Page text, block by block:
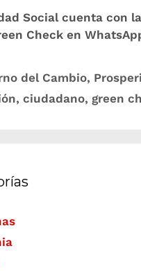
Social cuenta con
Check en
del Cambio,
,ciudadano, green